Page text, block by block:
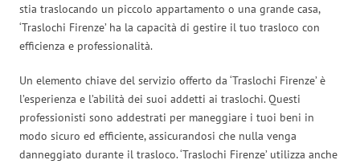
stia traslocando un piccolo appartamento o una grande casa,
‘Traslochi Firenze’ ha la capacità di gestire il tuo trasloco con
efficienza e professionalità.
Un elemento chiave del servizio offerto da ‘Traslochi Firenze’ è
l’esperienza e l’abilità dei suoi addetti ai traslochi. Questi
professionisti sono addestrati per maneggiare i tuoi beni in
modo sicuro ed efficiente, assicurandosi che nulla venga
danneggiato durante il trasloco. ‘Traslochi Firenze’ utilizza anche